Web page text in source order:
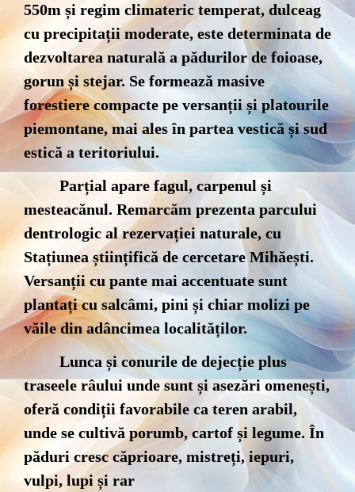
550m și regim climateric temperat, dulceag
cu precipitații moderate, este determinata de
dezvoltarea naturală a pădurilor de foioase,
gorun și stejar. Se formează masive
forestiere compacte pe versanții și platourile
piemontane, mai ales în partea vestică și sud
estică a teritoriului.
Parțial apare fagul, carpenul și
mesteacănul. Remarcăm prezenta parcului
dentrologic al rezervației naturale, cu
Stațiunea științifică de cercetare Mihăești.
Versanții cu pante mai accentuate sunt
plantați cu salcâmi, pini și chiar molizi pe
văile din adâncimea localităților.
Lunca și conurile de dejecție plus
traseele râului unde sunt și asezări omenești,
oferă condiții favorabile ca teren arabil,
unde se cultivă porumb, cartof și legume. În
păduri cresc căprioare, mistreți, iepuri,
vulpi, lupi și rar